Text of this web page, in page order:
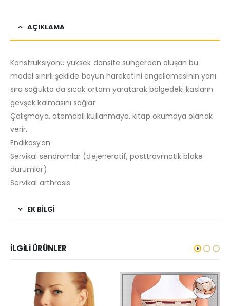
AÇIKLAMA
Konstrüksiyonu yüksek dansite süngerden oluşan bu
model sınırlı şekilde boyun hareketini engellemesinin yanı
sıra soğukta da sıcak ortam yaratarak bölgedeki kasların
gevşek kalmasını sağlar
Çalışmaya, otomobil kullanmaya, kitap okumaya olanak
verir.
Endikasyon
Servikal sendromlar (dejeneratif, posttravmatik bloke
durumlar)
Servikal arthrosis
EK BILGI
İLGILI ÜRÜNLER